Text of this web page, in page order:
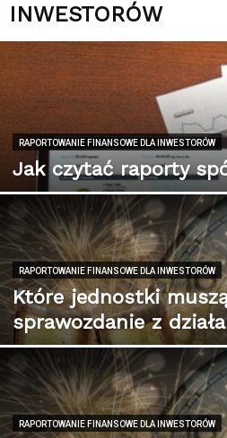
INWESTORÓW
RAPORTOWANIE FINANSOWE DLA INWESTORÓW
Jak czytać raporty
RAPORTOWANIE FINANSOWE DLA INWESTORÓW
Które jednostki
sprawozdanie z
RAPORTOWANIE FINANSOWE DLA INWESTORÓW